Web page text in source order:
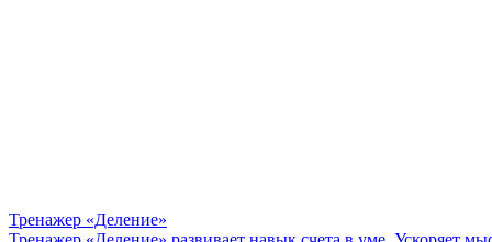
Тренажер «Деление»